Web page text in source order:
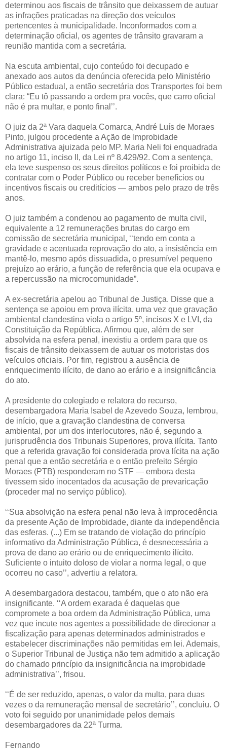
determinou aos fiscais de trânsito que deixassem de autuar
as infrações praticadas na direção dos veículos
pertencentes à municipalidade. Inconformados com a
determinação oficial, os agentes de trânsito gravaram a
reunião mantida com a secretária.
Na escuta ambiental, cujo conteúdo foi decupado e
anexado aos autos da denúncia oferecida pelo Ministério
Público estadual, a então secretária dos Transportes foi bem
clara: “Eu tô passando a ordem pra vocês, que carro oficial
não é pra multar, e ponto final’’.
O juiz da 2ª Vara daquela Comarca, André Luís de Moraes
Pinto, julgou procedente a Ação de Improbidade
Administrativa ajuizada pelo MP. Maria Neli foi enquadrada
no artigo 11, inciso II, da Lei nº 8.429/92. Com a sentença,
ela teve suspenso os seus direitos políticos e foi proibida de
contratar com o Poder Público ou receber benefícios ou
incentivos fiscais ou creditícios — ambos pelo prazo de três
anos.
O juiz também a condenou ao pagamento de multa civil,
equivalente a 12 remunerações brutas do cargo em
comissão de secretária municipal, ‘‘tendo em conta a
gravidade e acentuada reprovação do ato, a insistência em
mantê-lo, mesmo após dissuadida, o presumível pequeno
prejuízo ao erário, a função de referência que ela ocupava e
a repercussão na microcomunidade”.
A ex-secretária apelou ao Tribunal de Justiça. Disse que a
sentença se apoiou em prova ilícita, uma vez que gravação
ambiental clandestina viola o artigo 5º, incisos X e LVI, da
Constituição da República. Afirmou que, além de ser
absolvida na esfera penal, inexistiu a ordem para que os
fiscais de trânsito deixassem de autuar os motoristas dos
veículos oficiais. Por fim, registrou a ausência de
enriquecimento ilícito, de dano ao erário e a insignificância
do ato.
A presidente do colegiado e relatora do recurso,
desembargadora Maria Isabel de Azevedo Souza, lembrou,
de início, que a gravação clandestina de conversa
ambiental, por um dos interlocutores, não é, segundo a
jurisprudência dos Tribunais Superiores, prova ilícita. Tanto
que a referida gravação foi considerada prova lícita na ação
penal que a então secretária e o então prefeito Sérgio
Moraes (PTB) responderam no STF — embora desta
tivessem sido inocentados da acusação de prevaricação
(proceder mal no serviço público).
‘‘Sua absolvição na esfera penal não leva à improcedência
da presente Ação de Improbidade, diante da independência
das esferas. (...) Em se tratando de violação do princípio
informativo da Administração Pública, é desnecessária a
prova de dano ao erário ou de enriquecimento ilícito.
Suficiente o intuito doloso de violar a norma legal, o que
ocorreu no caso’’, advertiu a relatora.
A desembargadora destacou, também, que o ato não era
insignificante. ‘‘A ordem exarada é daquelas que
compromete a boa ordem da Administração Pública, uma
vez que incute nos agentes a possibilidade de direcionar a
fiscalização para apenas determinados administrados e
estabelecer discriminações não permitidas em lei. Ademais,
o Superior Tribunal de Justiça não tem admitido a aplicação
do chamado princípio da insignificância na improbidade
administrativa’’, frisou.
‘‘É de ser reduzido, apenas, o valor da multa, para duas
vezes o da remuneração mensal de secretário’’, concluiu. O
voto foi seguido por unanimidade pelos demais
desembargadores da 22ª Turma.
Fernando